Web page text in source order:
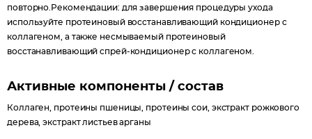
повторно.Рекомендации: для завершения процедуры ухода
используйте протеиновый восстанавливающий кондиционер с
коллагеном, а также несмываемый протеиновый
восстанавливающий спрей-кондиционер с коллагеном.
Активные компоненты / состав
Коллаген, протеины пшеницы, протеины сои, экстракт рожкового
дерева, экстракт листьев арганы